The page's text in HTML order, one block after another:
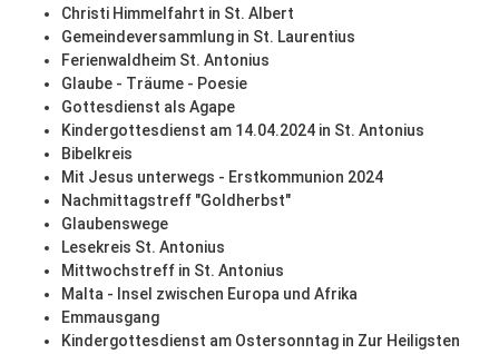
Christi Himmelfahrt in St. Albert
Gemeindeversammlung in St. Laurentius
Ferienwaldheim St. Antonius
Glaube - Träume - Poesie
Gottesdienst als Agape
Kindergottesdienst am 14.04.2024 in St. Antonius
Bibelkreis
Mit Jesus unterwegs - Erstkommunion 2024
Nachmittagstreff "Goldherbst"
Glaubenswege
Lesekreis St. Antonius
Mittwochstreff in St. Antonius
Malta - Insel zwischen Europa und Afrika
Emmausgang
Kindergottesdienst am Ostersonntag in Zur Heiligsten